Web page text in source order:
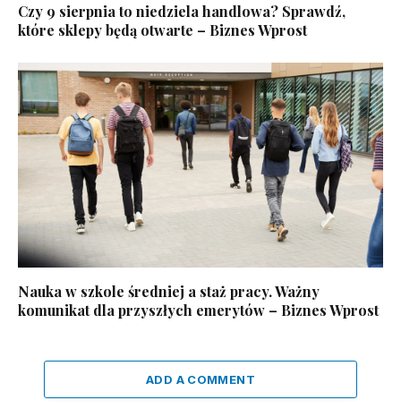
Czy 9 sierpnia to niedziela handlowa? Sprawdź,
które sklepy będą otwarte – Biznes Wprost
Nauka w szkole średniej a staż pracy. Ważny
komunikat dla przyszłych emerytów – Biznes Wprost
ADD A COMMENT